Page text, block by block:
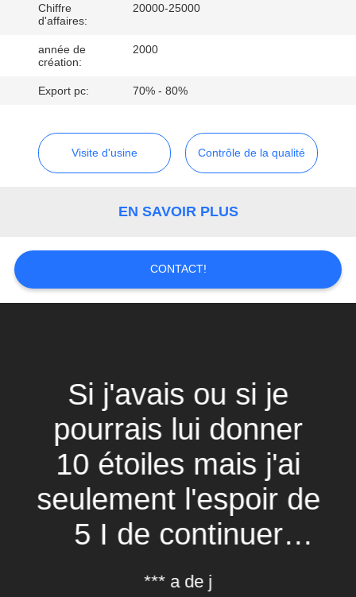
CONTACTEZ-
NOUS
NOUVELLES
DEMANDEZ
UNE
PLAN
DU
SITE
Chiffre
d'affaires:
20000-25000
année de
création:
2000
Export pc: 70% - 80%
Visite d'usine Contrôle de la qualité
EN SAVOIR PLUS
CONTACT!
Si j'avais ou si je
pourrais lui donner
10 étoiles mais j'ai
seulement l'espoir de
5 I de continuer
d'être en pourparlers
*** a de j